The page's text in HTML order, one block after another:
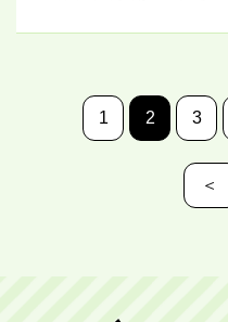
1 2 3
＜